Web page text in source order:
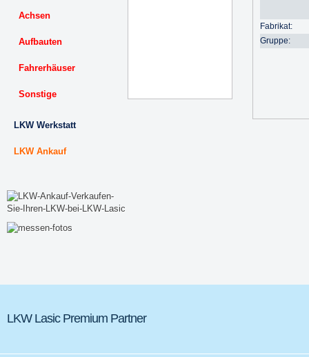
Achsen
Aufbauten
Fahrerhäuser
Sonstige
LKW Werkstatt
LKW Ankauf
Fabrikat:
Gruppe:
LKW Lasic Premium Partner